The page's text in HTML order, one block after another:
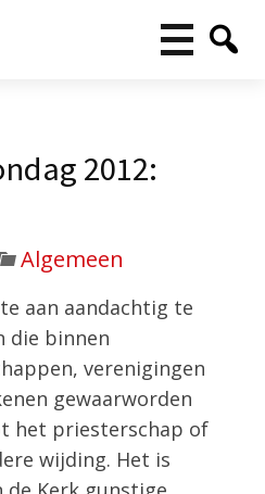
2012:
Algemeen
aan aandachtig te
die binnen
verenigingen
gewaarworden
het priesterschap of
wijding. Het is